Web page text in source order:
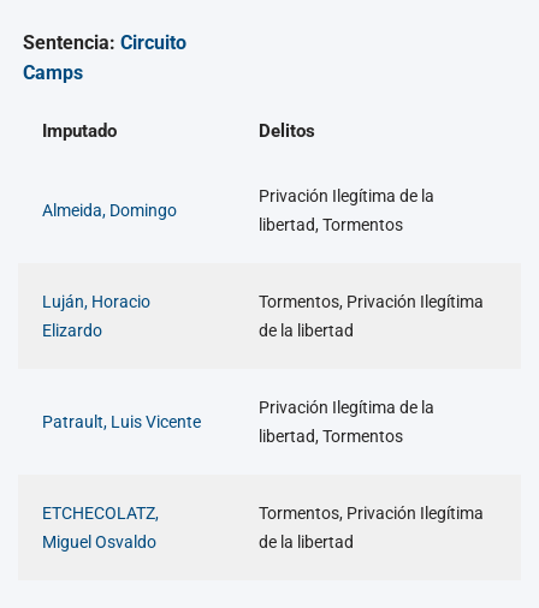
Sentencia: Circuito
Camps
Imputado Delitos
Almeida, Domingo
Privación Ilegítima de la
libertad, Tormentos
Luján, Horacio
Elizardo
Tormentos, Privación Ilegítima
de la libertad
Patrault, Luis Vicente
Privación Ilegítima de la
libertad, Tormentos
ETCHECOLATZ,
Miguel Osvaldo
Tormentos, Privación Ilegítima
de la libertad